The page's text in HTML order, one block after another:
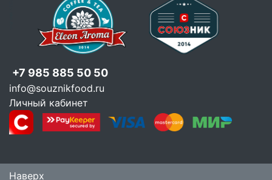
+7 985 885 50 50
info@souznikfood.ru
Личный кабинет
Наверх